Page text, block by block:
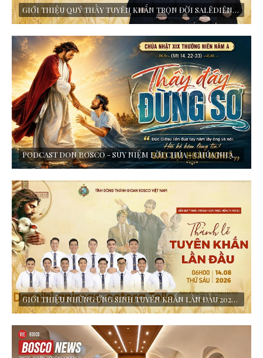
GIỚI THIỆU QUÝ THẦY TUYÊN KHẤN TRỌN ĐỜI SALÊDIÊNG 2026 - DÒNG SALÊDIÊNG DON BOSCO - VIE THỰC HIỆN
PODCAST DON BOSCO - SUY NIỆM LỜI CHÚA - CHÚA NHẬT XIX THƯỜNG NIÊN - NĂM A
GIỚI THIỆU NHỮNG ỨNG SINH TUYÊN KHẤN LẦN ĐẦU 2026 - TỈNH DÒNG THÁNH GIOAN BOSCO VIỆT NAM - VIE BOSCO